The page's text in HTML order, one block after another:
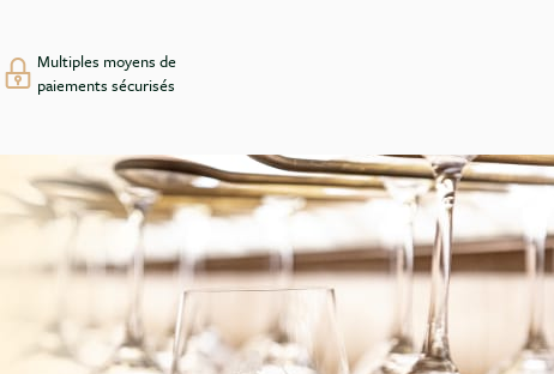
Multiples moyens de
paiements sécurisés